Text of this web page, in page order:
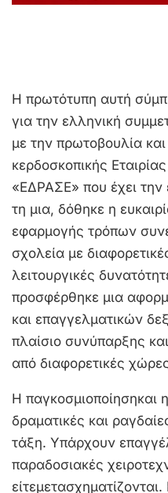
Η πρωτότυπη αυτή
για την ελληνική
με την πρωτοβουλία
κερδοσκοπικής
«ΕΔΡΑΣΕ» που έχει
τη μια, δόθηκε η
εφαρμογής τρόπων
σχολεία με
λειτουργικές
προσφέρθηκε μια
και επαγγελματικών
πλαίσιο συνύπαρξης
από διαφορετικές
Η παγκοσμιοποίησηκαι
δραματικές και
τάξη. Υπάρχουν
παραδοσιακές